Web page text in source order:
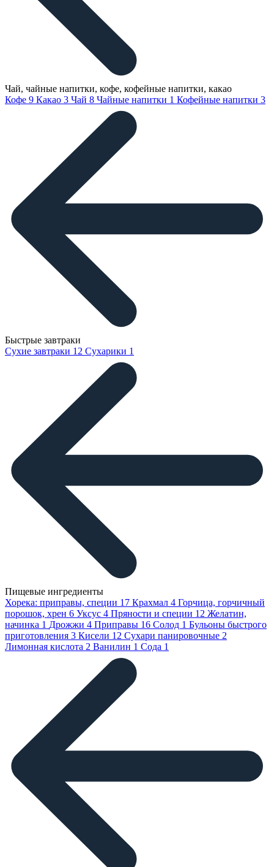
Чай, чайные напитки, кофе, кофейные напитки, какао
Кофе 9 Какао 3 Чай 8 Чайные напитки 1 Кофейные напитки 3
Быстрые завтраки
Сухие завтраки 12 Сухарики 1
Пищевые ингредиенты
Хорека: приправы, специи 17 Крахмал 4 Горчица, горчичный
порошок, хрен 6 Уксус 4 Пряности и специи 12 Желатин,
начинка 1 Дрожжи 4 Приправы 16 Солод 1 Бульоны быстрого
приготовления 3 Кисели 12 Сухари панировочные 2
Лимонная кислота 2 Ванилин 1 Сода 1